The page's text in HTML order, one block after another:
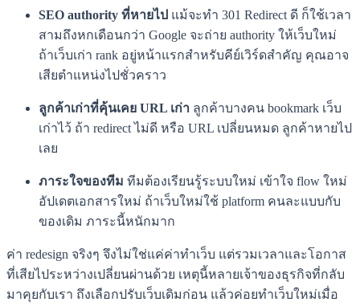
SEO authority ที่หายไป แม้จะทำ 301 Redirect ดี ก็ใช้เวลา
สามถึงหกเดือนกว่า Google จะถ่าย authority ให้เว็บใหม่
ถ้าเว็บเก่า rank อยู่หน้าแรกสำหรับคีย์เวิร์ดสำคัญ คุณอาจ
เสียตำแหน่งไปชั่วคราว
ลูกค้าเก่าที่คุ้นเคย URL เก่า ลูกค้าบางคน bookmark เว็บ
เก่าไว้ ถ้า redirect ไม่ดี หรือ URL เปลี่ยนหมด ลูกค้าหายไป
เลย
ภาระใจของทีม ทีมต้องเรียนรู้ระบบใหม่ เข้าใจ flow ใหม่
อัปเดตเอกสารใหม่ ถ้าเว็บใหม่ใช้ platform คนละแบบกับ
ของเดิม ภาระนี้หนักมาก
ค่า redesign จริงๆ จึงไม่ใช่แค่ค่าทำเว็บ แต่รวมเวลาและโอกาส
ที่เสียไประหว่างเปลี่ยนผ่านด้วย เหตุนี้หลายเจ้าของธุรกิจที่กลับ
มาคุยกับเรา ถึงเลือกปรับเว็บเดิมก่อน แล้วค่อยทำเว็บใหม่เมื่อ